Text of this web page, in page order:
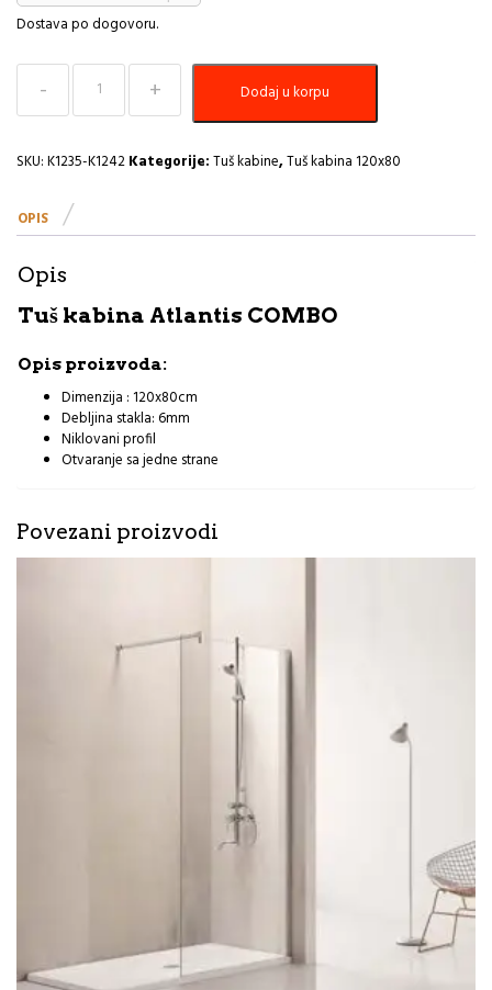
Dostava po dogovoru.
Tuš
kabina
120x80
6mm
na
strani
količina
Dodaj u korpu
SKU:K1235-K1242Kategorije:Tuš kabine,Tuš kabina 120x80
OPIS
Opis
Tuš kabina Atlantis COMBO
Opis proizvoda:
Dimenzija : 120x80cm
Debljina stakla: 6mm
Niklovani profil
Otvaranje sa jedne strane
Povezani proizvodi